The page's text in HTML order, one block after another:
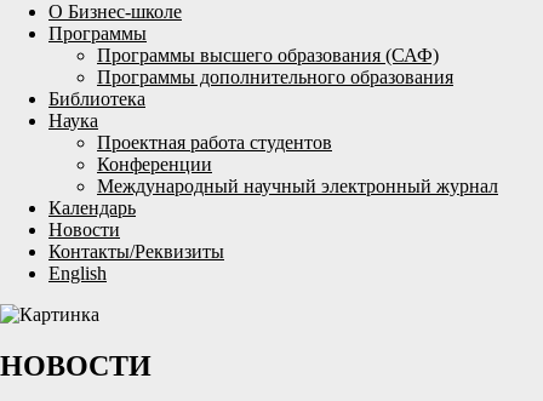
О Бизнес-школе
Программы
Программы высшего образования (САФ)
Программы дополнительного образования
Библиотека
Наука
Проектная работа студентов
Конференции
Международный научный электронный журнал
Календарь
Новости
Контакты/Реквизиты
English
НОВОСТИ